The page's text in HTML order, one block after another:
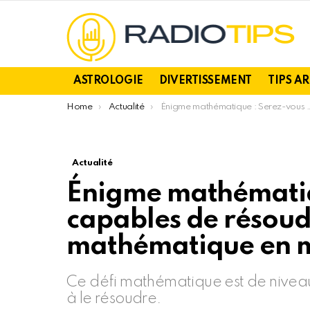
ASTROLOGIE DIVERTISSEMENT TIPS
You are here:
Home Actualité Énigme mathématique : Serez-vous capables de résoudre ce défi mathématique en moins de 20 secondes ?
Actualité
Énigme
capables de
mathématique en
Ce défi mathématique est de
à le résoudre.